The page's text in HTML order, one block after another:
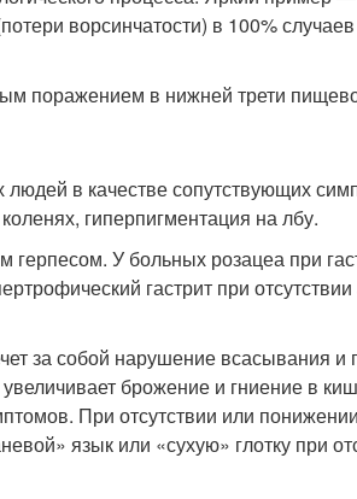
ворсинчатости) в 100% случаев
поражением в нижней трети
в качестве сопутствующих
гиперпигментация на лбу.
герпесом. У больных розацеа при
гастрит при
за собой нарушение всасывания и
брожение и гниение в
При отсутствии или
язык или «сухую» глотку при